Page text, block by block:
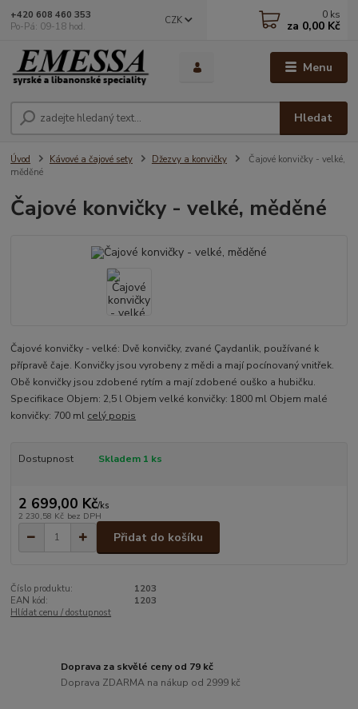
Menu
CZK
Hledat
+420 608 460 353
Po-Pá: 09-18 hod.
0 ks
za 0,00 Kč
Úvod Kávové a čajové sety Džezvy a konvičky
Čajové konvičky - velké,
měděné
Čajové konvičky - velké, měděné
Čajové konvičky - velké: Dvě konvičky, zvané Çaydanlik, používané k
přípravě čaje. Konvičky jsou vyrobeny z mědi a mají pocínovaný vnitřek.
Obě konvičky jsou zdobené rytím a mají zdobené ouško a hubičku.
Specifikace Objem: 2,5 l Objem velké konvičky: 1800 ml Objem malé
konvičky: 700 ml celý popis
Dostupnost Skladem 1 ks
2 699,00 Kč/ks
2 230,58 Kč bez DPH
Přidat do košíku
Číslo produktu:
1203
EAN kód:
1203
Hlídat cenu / dostupnost
Doprava za skvělé ceny od 79 kč
Doprava ZDARMA na nákup od 2999 kč